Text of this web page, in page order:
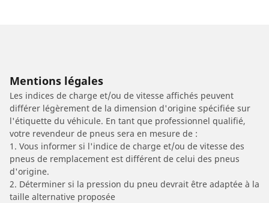
Mentions légales
Les indices de charge et/ou de vitesse affichés peuvent
différer légèrement de la dimension d'origine spécifiée sur
l'étiquette du véhicule. En tant que professionnel qualifié,
votre revendeur de pneus sera en mesure de :
1. Vous informer si l'indice de charge et/ou de vitesse des
pneus de remplacement est différent de celui des pneus
d'origine.
2. Déterminer si la pression du pneu devrait être adaptée à la
taille alternative proposée